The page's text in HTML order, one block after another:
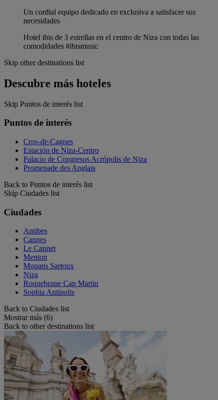
Un cordial equipo dedicado en exclusiva a satisfacer sus
necesidades
Hotel ibis de 3 estrellas en el centro de Niza con todas las
comodidades #ibismusic
Skip other destinations list
Descubre más hoteles
Skip Puntos de interés list
Puntos de interés
Cros-de-Cagnes
Estación de Niza-Centro
Palacio de Congresos Acrópolis de Niza
Promenade des Anglais
Back to Puntos de interés list
Skip Ciudades list
Ciudades
Antibes
Cannes
Le Cannet
Menton
Mouans Sartoux
Niza
Roquebrune Cap Martin
Sophia Antipolis
Back to Ciudades list
Mostrar más (6)
Back to other destinations list